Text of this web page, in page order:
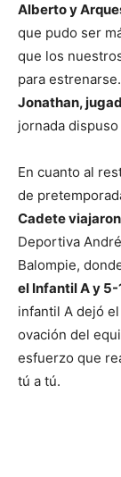
Alberto y
que pudo ser
que los
para
Jonathan,
jornada
En cuanto al
de
Cadete
Deportiva
Balompie,
el Infantil A y 5-
infantil A dejó
ovación del
esfuerzo que
tú a tú.